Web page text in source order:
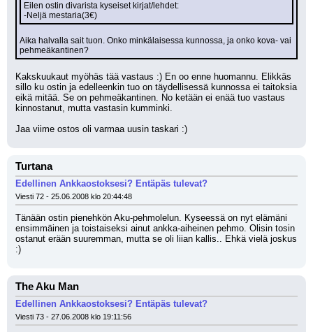
Eilen ostin divarista kyseiset kirjat/lehdet:
-Neljä mestaria(3€)
Aika halvalla sait tuon. Onko minkälaisessa kunnossa, ja onko kova- vai
pehmeäkantinen?
Kakskuukaut myöhäs tää vastaus :) En oo enne huomannu. Elikkäs
sillo ku ostin ja edelleenkin tuo on täydellisessä kunnossa ei taitoksia
eikä mitää. Se on pehmeäkantinen. No ketään ei enää tuo vastaus
kinnostanut, mutta vastasin kumminki.
Jaa viime ostos oli varmaa uusin taskari :)
Turtana
Edellinen Ankkaostoksesi? Entäpäs tulevat?
Viesti 72 - 25.06.2008 klo 20:44:48
Tänään ostin pienehkön Aku-pehmolelun. Kyseessä on nyt elämäni
ensimmäinen ja toistaiseksi ainut ankka-aiheinen pehmo. Olisin tosin
ostanut erään suuremman, mutta se oli liian kallis.. Ehkä vielä joskus
:)
The Aku Man
Edellinen Ankkaostoksesi? Entäpäs tulevat?
Viesti 73 - 27.06.2008 klo 19:11:56